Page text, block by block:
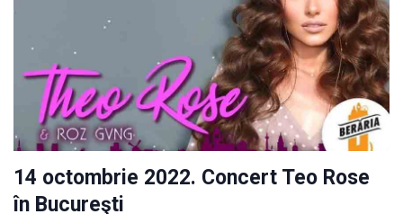
14 octombrie 2022. Concert Teo Rose
în Bucureşti